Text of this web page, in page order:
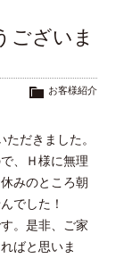
ございま
お客様紹介
だきました。
、Ｈ様に無理
みのところ朝
でした！
。是非、ご家
ばと思いま